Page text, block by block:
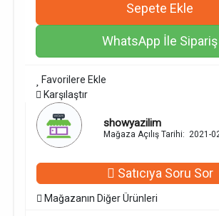
Sepete Ekle
WhatsApp İle Sipariş
Favorilere Ekle
Karşılaştır
showyazilim
Mağaza Açılış Tarihi: 2021-
Satıcıya Soru Sor
Mağazanın Diğer Ürünleri